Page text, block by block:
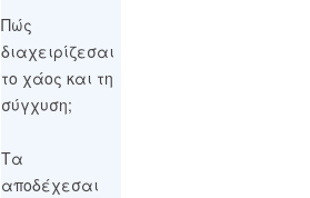
Πώς
διαχειρίζεσαι
το χάος και τη
σύγχυση;
Τα
αποδέχεσαι